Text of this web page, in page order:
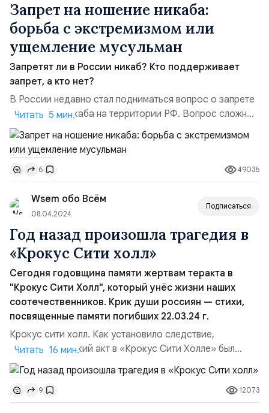
Запрет на ношение никаба:
борьба с экстремизмом или
ущемление мусульман
Запретят ли в России никаб? Кто поддерживает
запрет, а кто нет?
В России недавно стал подниматься вопрос о запрете
на ношение никаба на территории РФ. Вопрос сложный
и щекотливый. Одни считают, что запрет никабов в
сложное время для нашей страны — это необходимая
мера, с другой стороны — это может быть воспринято
как ущемление мусульман.Закон о запрете никаба —
суть законопроекта. 28 мая в Госдуму были внесены
попра...
Читать 5 мин.
6 49036
Wsem обо Всём
08.04.2024
Подписаться
Год назад произошла трагедия в
«Крокус Сити холл»
Сегодня годовщина памяти жертвам теракта в
"Крокус Сити Холл", который унёс жизни наших
соотечественников. Крик души россиян — стихи,
посвященные памяти погибших 22.03.24 г.
Крокус сити холл. Как установило следствие,
террористический акт в «Крокус Сити Холле» был
планирован и организован спецслужбами
недружественного государства в целях
дестабилизации обстановки в России, а для его
совершения привлечены члены международной
Читать 16 мин.
9 12073